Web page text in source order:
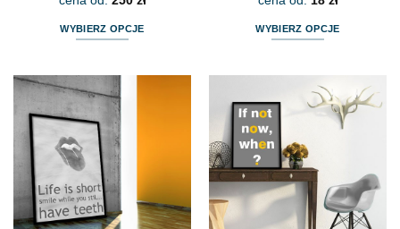
WYBIERZ OPCJE
ma
wiele
wariantów.
Opcje
można
wybrać
na
stronie
WYBIERZ OPCJE
wiele
wariantów.
Opcje
można
wybrać
na
stronie